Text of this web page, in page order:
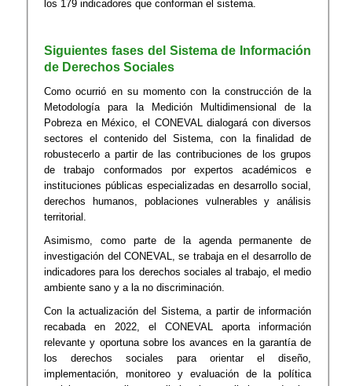
los 179 indicadores que conforman el sistema.
Siguientes fases del Sistema de Información
de Derechos Sociales
Como ocurrió en su momento con la construcción de la
Metodología para la Medición Multidimensional de la
Pobreza en México, el CONEVAL dialogará con diversos
sectores el contenido del Sistema, con la finalidad de
robustecerlo a partir de las contribuciones de los grupos
de trabajo conformados por expertos académicos e
instituciones públicas especializadas en desarrollo social,
derechos humanos, poblaciones vulnerables y análisis
territorial.
Asimismo, como parte de la agenda permanente de
investigación del CONEVAL, se trabaja en el desarrollo de
indicadores para los derechos sociales al trabajo, el medio
ambiente sano y a la no discriminación.
Con la actualización del Sistema, a partir de información
recabada en 2022, el CONEVAL aporta información
relevante y oportuna sobre los avances en la garantía de
los derechos sociales para orientar el diseño,
implementación, monitoreo y evaluación de la política